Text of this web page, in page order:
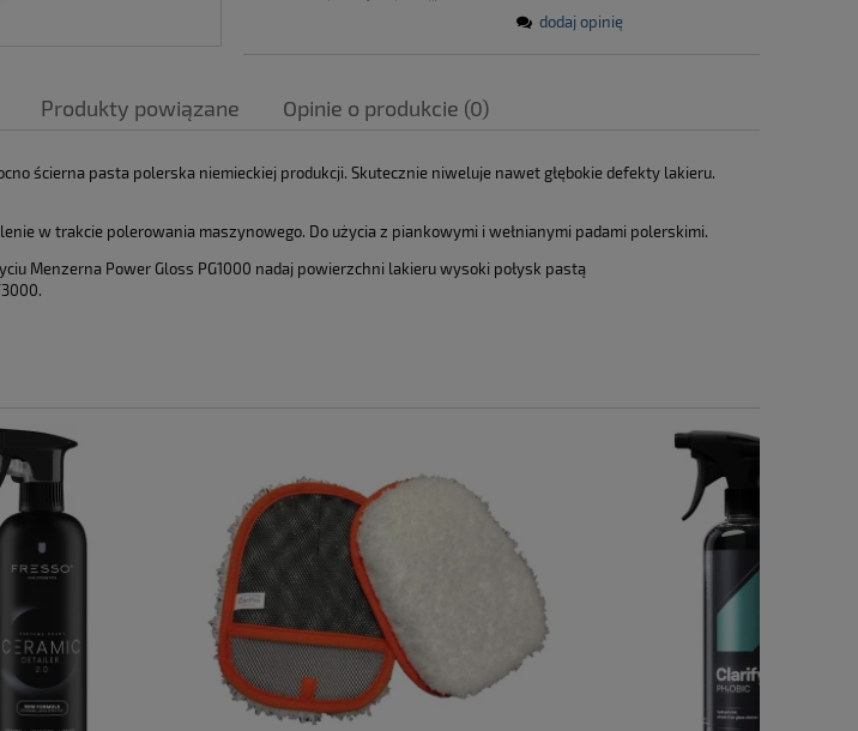
dodaj opinię
nie zawiera ewentualnych kosztów
Produkty powiązane Opinie o produkcie (0)
ścierna pasta polerska niemieckiej produkcji. Skutecznie niweluje nawet głębokie defekty lakieru.
w trakcie polerowania maszynowego. Do użycia z piankowymi i wełnianymi padami polerskimi.
Menzerna Power Gloss PG1000 nadaj powierzchni lakieru wysoki połysk pastą